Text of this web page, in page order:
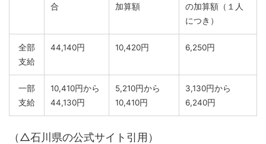
合
加算額
の加算額 （１人
につき）
全部
支給
44,140円 10,420円 6,250円
一部
支給
10,410円から
44,130円
5,210円から
10,410円
3,130円から
6,240円
（△石川県の公式サイト引用）